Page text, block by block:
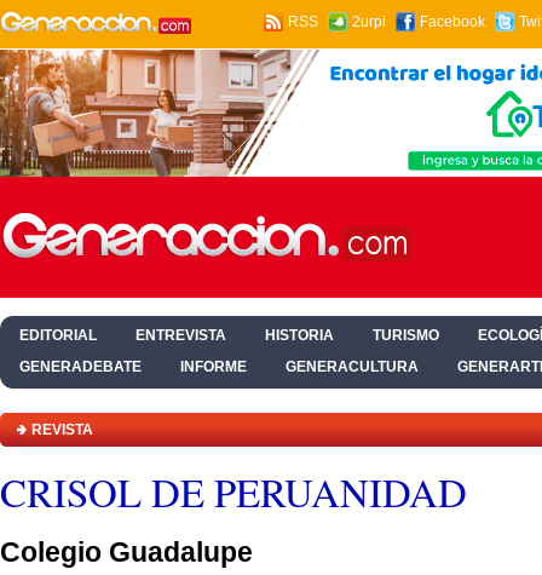
RSS 2urpi Facebook
EDITORIAL ENTREVISTA HISTORIA TURISMO
GENERADEBATE
INFORME GENERACULTURA
REVISTA
CRISOL DE PERUANIDAD
Colegio Guadalupe